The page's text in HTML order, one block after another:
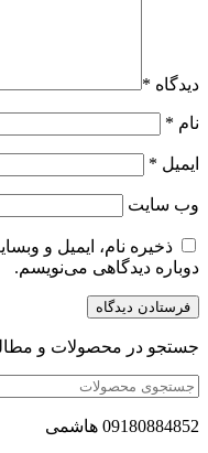
دیدگاه *
نام *
ایمیل *
وب‌ سایت
ذخیره نام، ایمیل و
دوباره دیدگاهی می‌نویسم.
جستجو در محصولات و
09180884852 هاشمی